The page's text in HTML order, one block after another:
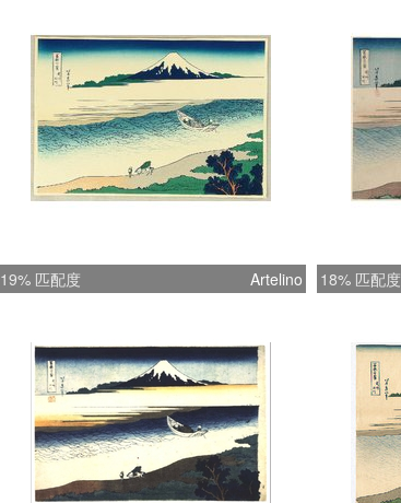
19% 匹配度 Artelino 18% 匹配度